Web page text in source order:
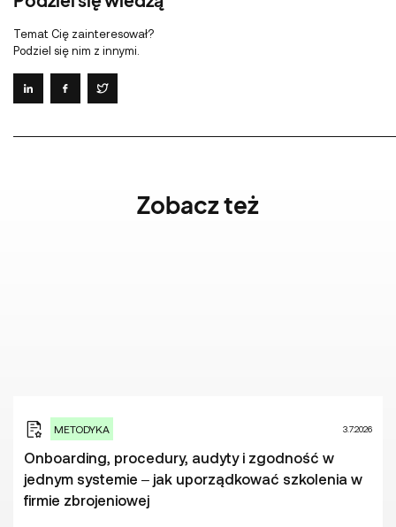
Temat Cię zainteresował?
Podziel się nim z innymi.
Zobacz też
METODYKA 3.7.2026
Onboarding, procedury, audyty i zgodność w
jednym systemie – jak uporządkować szkolenia w
firmie zbrojeniowej